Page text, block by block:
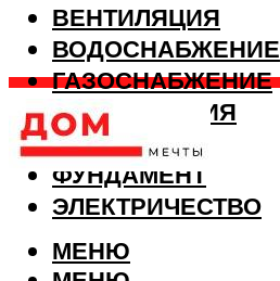
ВЕНТИЛЯЦИЯ
ВОДОСНАБЖЕНИЕ
ГАЗОСНАБЖЕНИЕ
КАНАЛИЗАЦИЯ
ОТОПЛЕНИЕ
ФУНДАМЕНТ
ЭЛЕКТРИЧЕСТВО
МЕНЮ